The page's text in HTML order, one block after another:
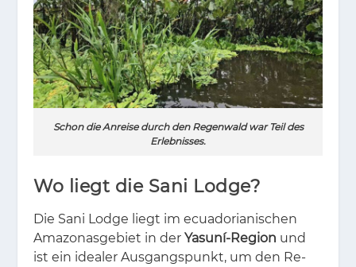
Schon die Anreise durch den Regenwald war Teil des
Erlebnisses.
Wo liegt die Sani Lodge?
Die Sani Lodge liegt im ecua­do­ria­ni­schen
Ama­zo­nas­ge­biet in derYasuní-Region und
ist ein idea­ler Aus­gangs­punkt, um den Re­